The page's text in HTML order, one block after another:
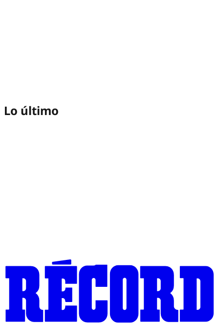
Lo último